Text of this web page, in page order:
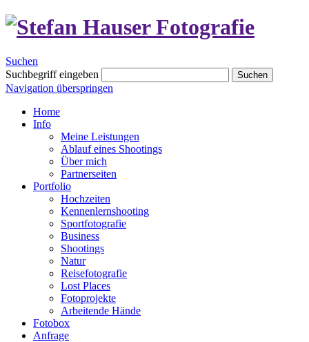
Suchen
Suchbegriff eingeben
Suchen
Navigation überspringen
Home
Info
Meine Leistungen
Ablauf eines Shootings
Über mich
Partnerseiten
Portfolio
Hochzeiten
Kennenlernshooting
Sportfotografie
Business
Shootings
Natur
Reisefotografie
Lost Places
Fotoprojekte
Arbeitende Hände
Fotobox
Anfrage